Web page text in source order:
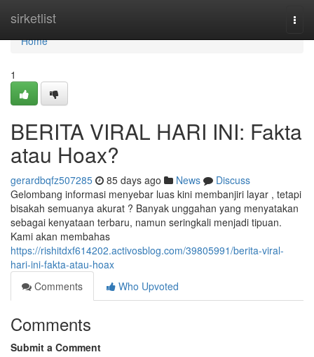
sirketlist
Home
Home
1
BERITA VIRAL HARI INI: Fakta
atau Hoax?
gerardbqfz507285 85 days ago News
Discuss
Gelombang informasi menyebar luas kini membanjiri layar , tetapi
bisakah semuanya akurat ? Banyak unggahan yang menyatakan
sebagai kenyataan terbaru, namun seringkali menjadi tipuan.
Kami akan membahas
https://rishitdxf614202.activosblog.com/39805991/berita-viral-
hari-ini-fakta-atau-hoax
Comments
Who Upvoted
Comments
Submit a Comment